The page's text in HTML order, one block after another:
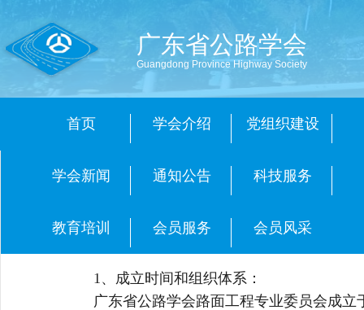
广东省公路学会
Guangdong Province Highway Society
首页 学会介绍 党组织建设
学会新闻 通知公告 科技服务
教育培训 会员服务 会员风采
1、成立时间和组织体系：
广东省公路学会路面工程专业委员会成立